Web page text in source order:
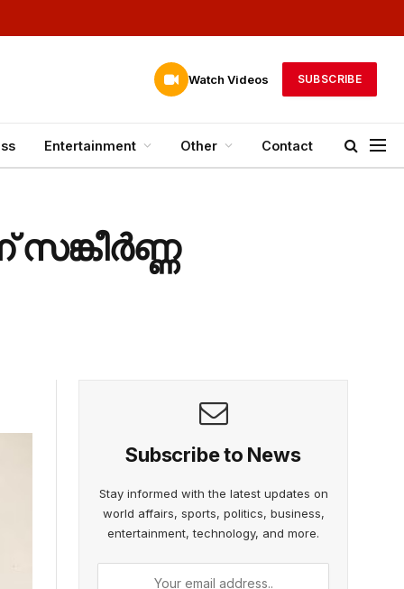
Watch Videos SUBSCRIBE
Entertainment Other Contact
സങ്കീർണ്ണ
Subscribe to News
Stay informed with the latest updates on
world affairs, sports, politics, business,
entertainment, technology, and more.